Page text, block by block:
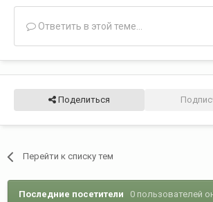
Ответить в этой теме...
Поделиться
Перейти к списку тем
Последние посетители 0 пользователей